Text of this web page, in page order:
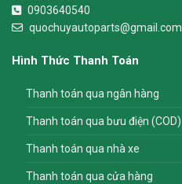
0903640540
quochuyautoparts@gmail.com
Hình Thức Thanh Toán
Thanh toán qua ngân hàng
Thanh toán qua bưu điện (COD)
Thanh toán qua nhà xe
Thanh toán qua cửa hàng